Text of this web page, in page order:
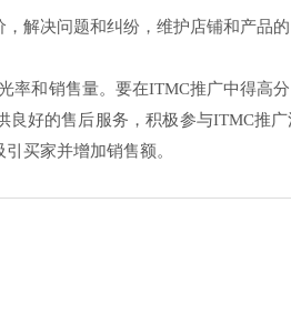
解决问题和纠纷，维护店铺和产品的
率和销售量。要在ITMC推广中得高
良好的售后服务，积极参与ITMC推
买家并增加销售额。